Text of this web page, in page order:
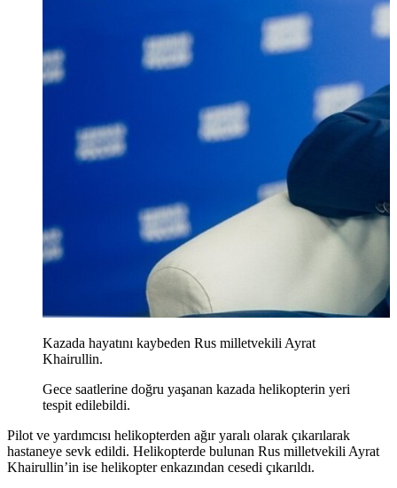
Kazada hayatını kaybeden Rus milletvekili Ayrat
Khairullin.
Gece saatlerine doğru yaşanan kazada helikopterin yeri
tespit edilebildi.
Pilot ve yardımcısı helikopterden ağır yaralı olarak çıkarılarak
hastaneye sevk edildi. Helikopterde bulunan Rus milletvekili Ayrat
Khairullin’in ise helikopter enkazından cesedi çıkarıldı.